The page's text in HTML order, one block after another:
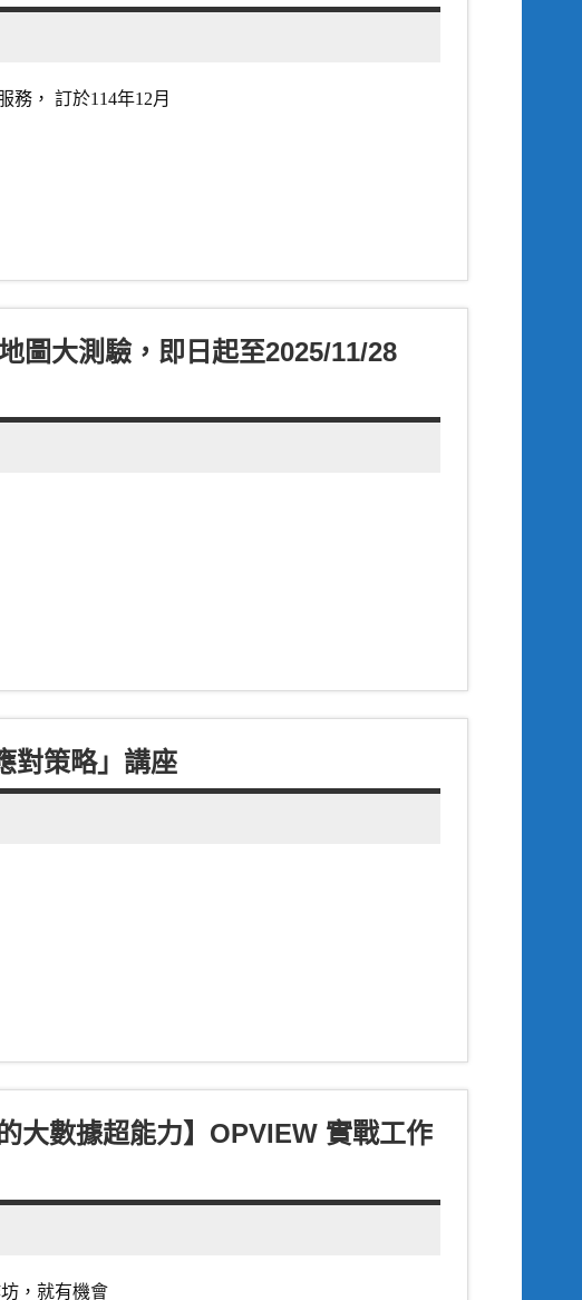
務， 訂於114年12月
圖大測驗，即日起至2025/11/28
對策略」講座
大數據超能力】OPVIEW 實戰工作
，就有機會